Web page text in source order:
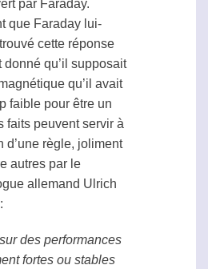
par Faraday.
que Faraday lui-
cette réponse
donné qu’il supposait
qu’il avait
faible pour être un
faits peuvent servir à
d’une règle, joliment
autres par le
allemand Ulrich
des performances
fortes ou stables